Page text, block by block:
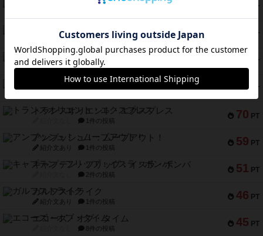
PT
ふたつの城の物語
PT
ノームズ・アット・ナイト
紹介文なし 1件の投稿
PT
マーリン
紹介文あり 6件の投稿
75 PT
フラットアイアン
70 PT
トランスオリエント・エクスプレス
1件の投稿
59 PT
アンブッシュ！：ムーブアウト！
紹介文あり 1件の投稿
51 PT
キャプテン・フリップ：イスラ・ボンバ
2件の投稿
46 PT
ガルフストライク
紹介文あり 1件の投稿
45 PT
エコーズ・オブ・タイム
8件の投稿